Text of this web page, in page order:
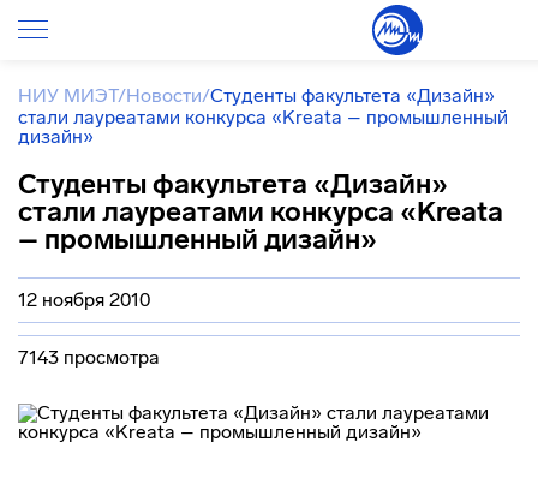
НИУ МИЭТ/Новости/Студенты факультета «Дизайн»
стали лауреатами конкурса «Kreata – промышленный
дизайн»
Студенты факультета «Дизайн»
стали лауреатами конкурса «Kreata
– промышленный дизайн»
12 ноября 2010
7143 просмотра